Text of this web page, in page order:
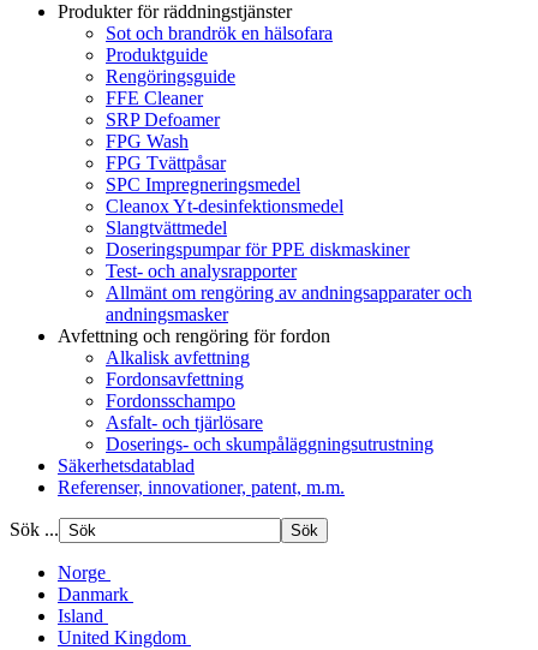
Produkter för räddningstjänster
Sot och brandrök en hälsofara
Produktguide
Rengöringsguide
FFE Cleaner
SRP Defoamer
FPG Wash
FPG Tvättpåsar
SPC Impregneringsmedel
Cleanox Yt-desinfektionsmedel
Slangtvättmedel
Doseringspumpar för PPE diskmaskiner
Test- och analysrapporter
Allmänt om rengöring av andningsapparater och
andningsmasker
Avfettning och rengöring för fordon
Alkalisk avfettning
Fordonsavfettning
Fordonsschampo
Asfalt- och tjärlösare
Doserings- och skumpåläggningsutrustning
Säkerhetsdatablad
Referenser, innovationer, patent, m.m.
Sök ...
Norge
Danmark
Island
United Kingdom